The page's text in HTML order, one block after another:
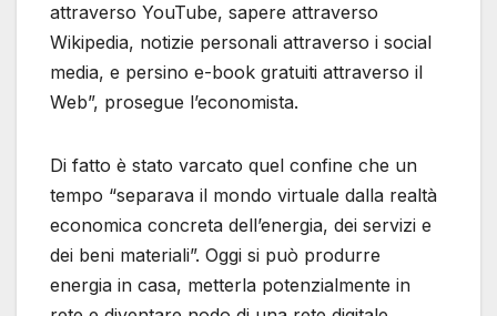
attraverso YouTube, sapere attraverso
Wikipedia, notizie personali attraverso i social
media, e persino e-book gratuiti attraverso il
Web”, prosegue l’economista.
Di fatto è stato varcato quel confine che un
tempo “separava il mondo virtuale dalla realtà
economica concreta dell’energia, dei servizi e
dei beni materiali”. Oggi si può produrre
energia in casa, metterla potenzialmente in